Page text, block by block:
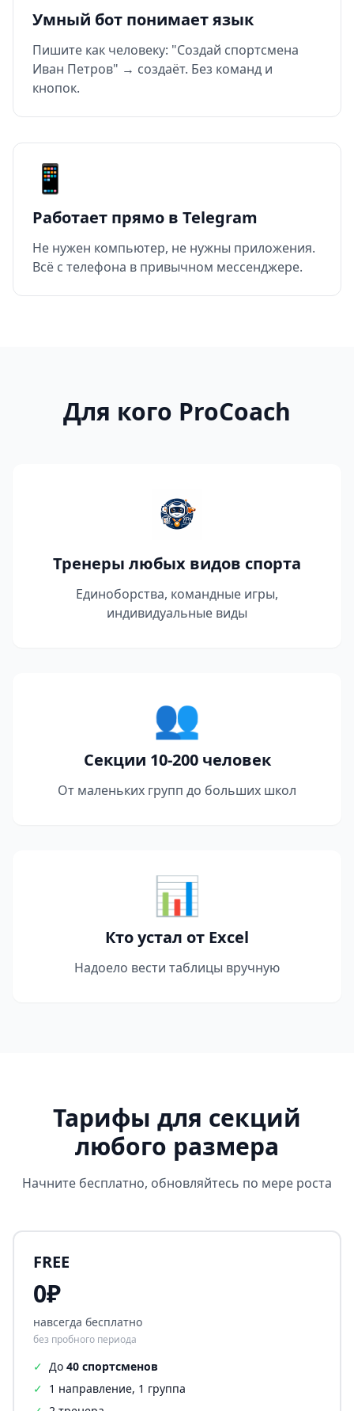
Умный бот понимает язык
Пишите как человеку: "Создай спортсмена
Иван Петров" → создаёт. Без команд и
кнопок.
📱
Работает прямо в Telegram
Не нужен компьютер, не нужны приложения.
Всё с телефона в привычном мессенджере.
Для кого ProCoach
Тренеры любых видов спорта
Единоборства, командные игры,
индивидуальные виды
👥
Секции 10-200 человек
От маленьких групп до больших школ
📊
Кто устал от Excel
Надоело вести таблицы вручную
Тарифы для секций
любого размера
Начните бесплатно, обновляйтесь по мере роста
FREE
0₽
навсегда бесплатно
без пробного периода
✓ До 40 спортсменов
✓ 1 направление, 1 группа